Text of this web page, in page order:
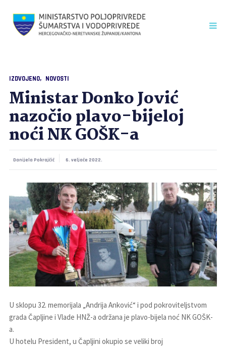
IZDVOJENO NOVOSTI
Ministar Donko Jović
nazočio plavo-bijeloj
noći NK GOŠK-a
Danijela Pokrajčić 6. veljače 2022.
U sklopu 32. memorijala „Andrija Anković“ i pod pokroviteljstvom
grada Čapljine i Vlade HNŽ-a održana je plavo-bijela noć NK GOŠK-
a.
U hotelu President, u Čapljini okupio se veliki broj